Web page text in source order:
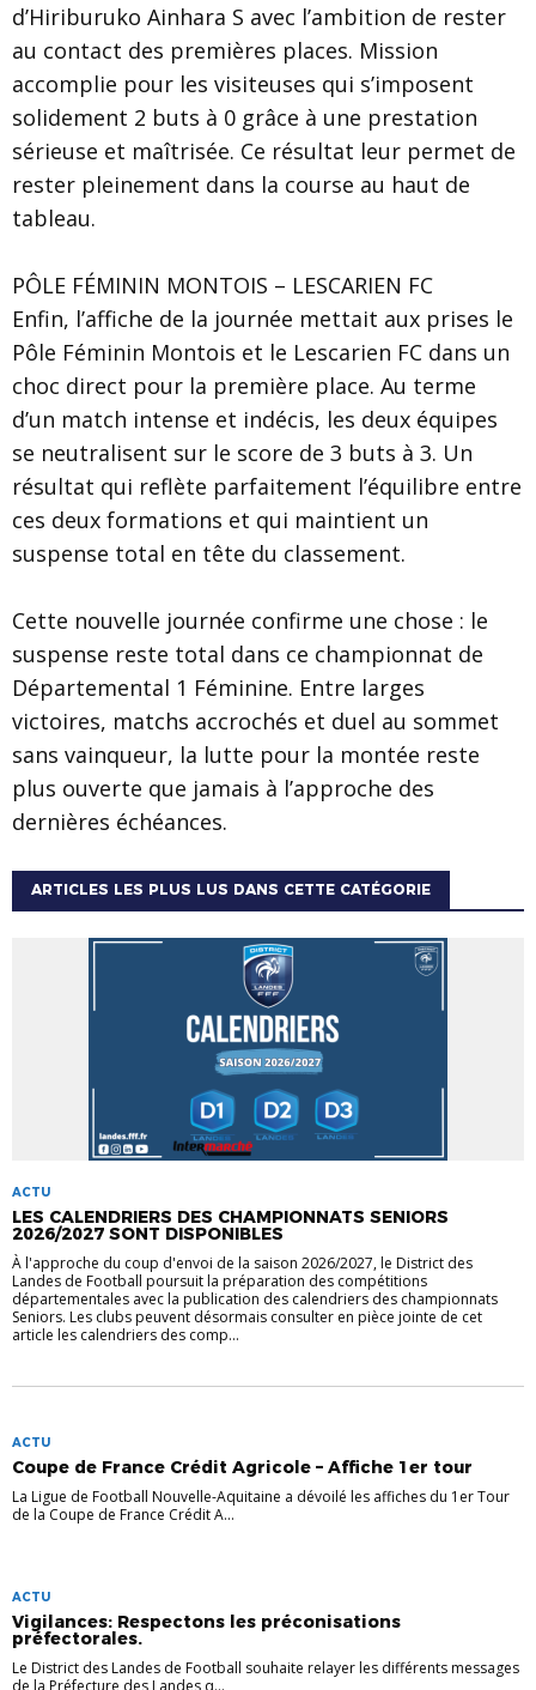
d’Hiriburuko Ainhara S avec l’ambition de rester
au contact des premières places. Mission
accomplie pour les visiteuses qui s’imposent
solidement 2 buts à 0 grâce à une prestation
sérieuse et maîtrisée. Ce résultat leur permet de
rester pleinement dans la course au haut de
tableau.
PÔLE FÉMININ MONTOIS – LESCARIEN FC
Enfin, l’affiche de la journée mettait aux prises le
Pôle Féminin Montois et le Lescarien FC dans un
choc direct pour la première place. Au terme
d’un match intense et indécis, les deux équipes
se neutralisent sur le score de 3 buts à 3. Un
résultat qui reflète parfaitement l’équilibre entre
ces deux formations et qui maintient un
suspense total en tête du classement.
Cette nouvelle journée confirme une chose : le
suspense reste total dans ce championnat de
Départemental 1 Féminine. Entre larges
victoires, matchs accrochés et duel au sommet
sans vainqueur, la lutte pour la montée reste
plus ouverte que jamais à l’approche des
dernières échéances.
ARTICLES LES PLUS LUS DANS CETTE CATÉGORIE
ACTU
LES CALENDRIERS DES CHAMPIONNATS SENIORS
2026/2027 SONT DISPONIBLES
À l'approche du coup d'envoi de la saison 2026/2027, le District des
Landes de Football poursuit la préparation des compétitions
départementales avec la publication des calendriers des championnats
Seniors. Les clubs peuvent désormais consulter en pièce jointe de cet
article les calendriers des comp...
ACTU
Coupe de France Crédit Agricole – Affiche 1er tour
La Ligue de Football Nouvelle-Aquitaine a dévoilé les affiches du 1er Tour
de la Coupe de France Crédit A...
ACTU
Vigilances: Respectons les préconisations
préfectorales.
Le District des Landes de Football souhaite relayer les différents messages
de la Préfecture des Landes q...